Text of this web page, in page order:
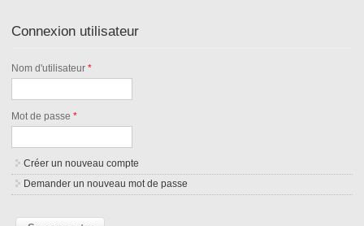
Connexion utilisateur
Nom d'utilisateur*
Mot de passe*
Créer un nouveau compte
Demander un nouveau mot de passe